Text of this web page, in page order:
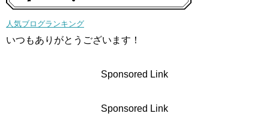
人気ブログランキング
いつもありがとうございます！
Sponsored Link
Sponsored Link